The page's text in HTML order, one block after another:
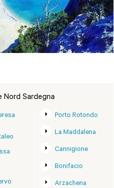
Nord Sardegna
Porto Rotondo
La Maddalena
Cannigione
Bonifacio
Arzachena